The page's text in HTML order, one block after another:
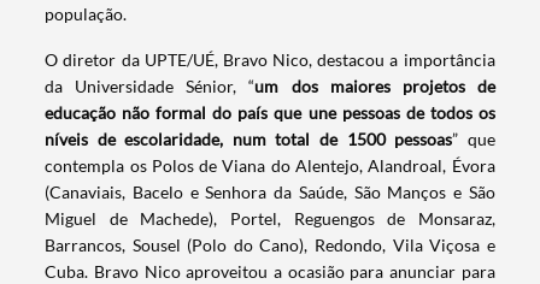
população.
O diretor da UPTE/UÉ, Bravo Nico, destacou a importância
da Universidade Sénior, “um dos maiores projetos de
educação não formal do país que une pessoas de todos os
níveis de escolaridade, num total de 1500 pessoas” que
contempla os Polos de Viana do Alentejo, Alandroal, Évora
(Canaviais, Bacelo e Senhora da Saúde, São Manços e São
Miguel de Machede), Portel, Reguengos de Monsaraz,
Barrancos, Sousel (Polo do Cano), Redondo, Vila Viçosa e
Cuba. Bravo Nico aproveitou a ocasião para anunciar para